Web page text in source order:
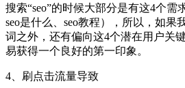
搜索“seo”的时候大部分是有这4个需
seo是什么、seo教程），所以，如果
词之外，还有偏向这4个潜在用户关
易获得一个良好的第一印象。
4、刷点击流量导致